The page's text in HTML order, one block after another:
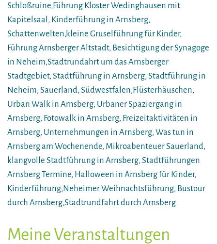
Schloßruine,Führung Kloster Wedinghausen mit
Kapitelsaal, Kinderführung in Arnsberg,
Schattenwelten,kleine Gruselführung für Kinder,
Führung Arnsberger Altstadt, Besichtigung der Synagoge
in Neheim,Stadtrundahrt um das Arnsberger
Stadtgebiet, Stadtführung in Arnsberg, Stadtführung in
Neheim, Sauerland, Südwestfalen,Flüsterhäuschen,
Urban Walk in Arnsberg, Urbaner Spaziergang in
Arnsberg, Fotowalk in Arnsberg, Freizeitaktivitäten in
Arnsberg, Unternehmungen in Arnsberg, Was tun in
Arnsberg am Wochenende, Mikroabenteuer Sauerland,
klangvolle Stadtführung in Arnsberg, Stadtführungen
Arnsberg Termine, Halloween in Arnsberg für Kinder,
Kinderführung,Neheimer Weihnachtsführung, Bustour
durch Arnsberg,Stadtrundfahrt durch Arnsberg
Meine Veranstaltungen